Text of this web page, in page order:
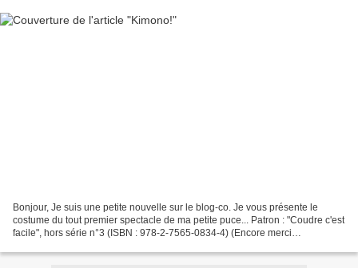
Bonjour, Je suis une petite nouvelle sur le blog-co. Je vous présente le
costume du tout premier spectacle de ma petite puce... Patron : "Coudre c'est
facile", hors série n°3 (ISBN : 978-2-7565-0834-4) (Encore merci